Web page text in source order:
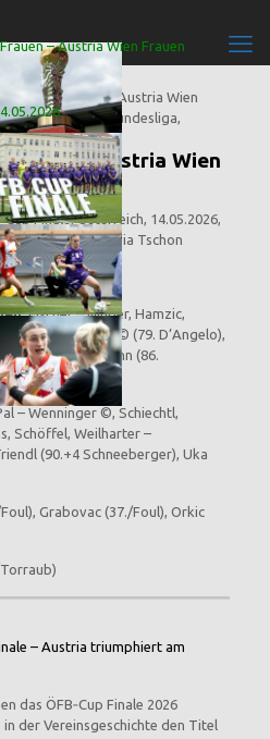
– Austria Wien
Finale, Österreich, 14.05.2026,
SR Olivia Tschon
(58.)
Fischer – Illinger, Hamzic,
– Orkic © (79. D’Angelo),
Grünwald, G. Spinn (86.
Krassnig)
– Wenninger ©, Schiechtl,
Schöffel, Weilharter –
(90.+4 Schneeberger), Uka
Grabovac (37./Foul), Orkic
– Austria triumphiert am
das ÖFB‑Cup Finale 2026
der Vereinsgeschichte den Titel